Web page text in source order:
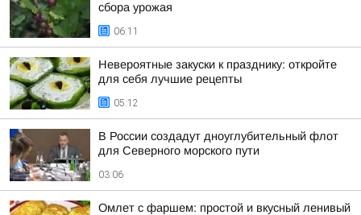
сбора урожая
06:11
Невероятные закуски к празднику: откройте
для себя лучшие рецепты
05:12
В России создадут дноуглубительный флот
для Северного морского пути
03:06
Омлет с фаршем: простой и вкусный ленивый